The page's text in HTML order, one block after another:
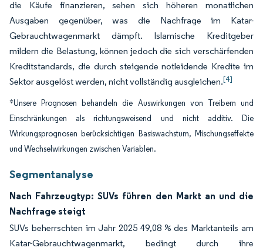
die Käufe finanzieren, sehen sich höheren monatlichen
Ausgaben gegenüber, was die Nachfrage im Katar-
Gebrauchtwagenmarkt dämpft. Islamische Kreditgeber
mildern die Belastung, können jedoch die sich verschärfenden
Kreditstandards, die durch steigende notleidende Kredite im
Sektor ausgelöst werden, nicht vollständig ausgleichen.[4]
*Unsere Prognosen behandeln die Auswirkungen von Treibern und
Einschränkungen als richtungsweisend und nicht additiv. Die
Wirkungsprognosen berücksichtigen Basiswachstum, Mischungseffekte
und Wechselwirkungen zwischen Variablen.
Segmentanalyse
Nach Fahrzeugtyp: SUVs führen den Markt an und die
Nachfrage steigt
SUVs beherrschten im Jahr 2025 49,08 % des Marktanteils am
Katar-Gebrauchtwagenmarkt, bedingt durch ihre